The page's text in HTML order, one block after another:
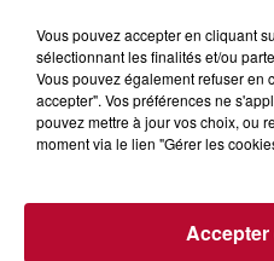
6 août 2026
NÎMES : « LE RÊVE DU
Après un franc succès l'été
du gladiateur » revient
Vous pouvez accepter en cliquant
sélectionnant les finalités et/ou
Vous pouvez également refuser en
accepter". Vos préférences ne
pouvez mettre à jour vos choix, ou
moment via le lien "Gérer les
Accepter